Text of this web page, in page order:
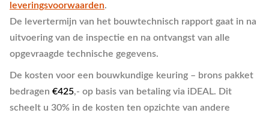
leveringsvoorwaarden.
De levertermijn van het bouwtechnisch rapport gaat in na
uitvoering van de inspectie en na ontvangst van alle
opgevraagde technische gegevens.
De kosten voor een bouwkundige keuring – brons pakket
bedragen €425,- op basis van betaling via iDEAL. Dit
scheelt u 30% in de kosten ten opzichte van andere